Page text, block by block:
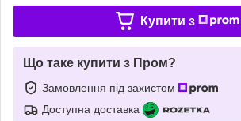
Купити з
Що таке купити з Пром?
Замовлення під захистом
Доступна доставка